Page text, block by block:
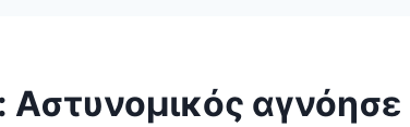
Αστυνομικός